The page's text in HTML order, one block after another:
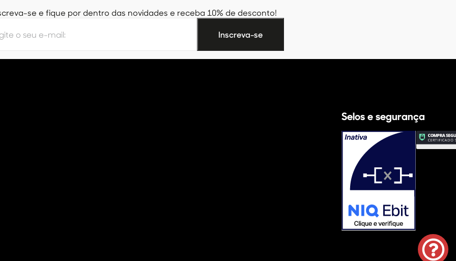
se e fique por dentro das novidades e receba 10% de desconto!
Selos e segurança